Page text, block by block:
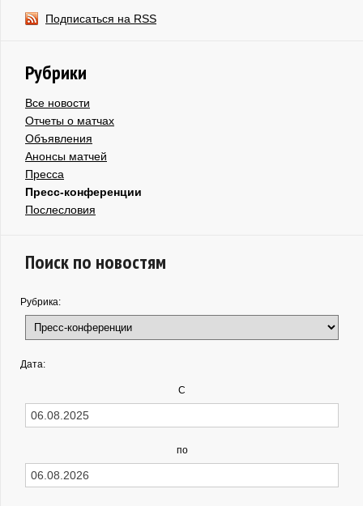
Подписаться на RSS
Рубрики
Все новости
Отчеты о матчах
Объявления
Анонсы матчей
Пресса
Пресс-конференции
Послесловия
Поиск по новостям
Рубрика:
Дата:
С
по